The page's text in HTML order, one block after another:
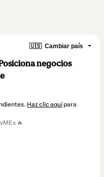
🇺🇸 Cambiar país
negocios
Haz clic aquí para
🔥